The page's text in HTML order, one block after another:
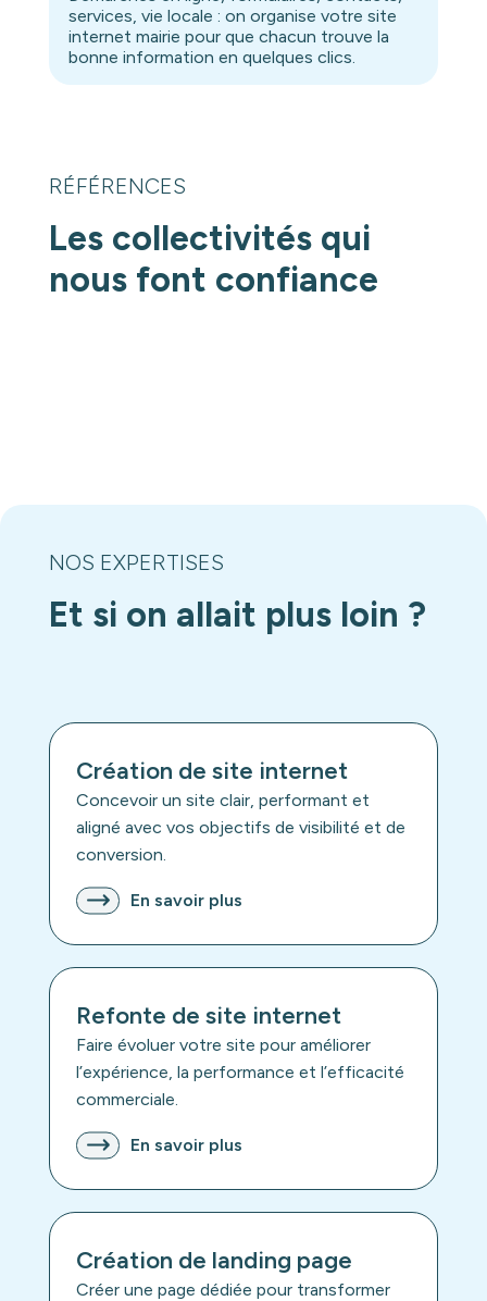
services, vie locale : on organise votre site
internet mairie pour que chacun trouve la
bonne information en quelques clics.
RÉFÉRENCES
Les collectivités qui
nous font confiance
NOS EXPERTISES
Et si on allait plus loin ?
Création de site internet
Concevoir un site clair, performant et
aligné avec vos objectifs de visibilité et de
conversion.
En savoir plus
Refonte de site internet
Faire évoluer votre site pour améliorer
l’expérience, la performance et l’efficacité
commerciale.
En savoir plus
Création de landing page
Créer une page dédiée pour transformer